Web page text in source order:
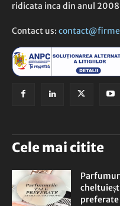
ridicata inca din anul
Contact us:
Cele mai citite
preferate